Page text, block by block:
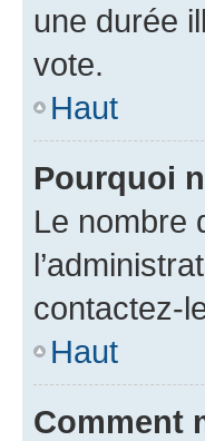
une durée
vote.
Haut
Pourquoi
Le nombre
contactez-
Haut
Comment